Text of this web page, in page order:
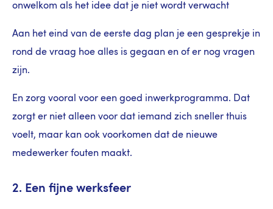
onwelkom als het idee dat je niet wordt verwacht
Aan het eind van de eerste dag plan je een gesprekje in
rond de vraag hoe alles is gegaan en of er nog vragen
zijn.
En zorg vooral voor een goed inwerkprogramma. Dat
zorgt er niet alleen voor dat iemand zich sneller thuis
voelt, maar kan ook voorkomen dat de nieuwe
medewerker fouten maakt.
2. Een fijne werksfeer